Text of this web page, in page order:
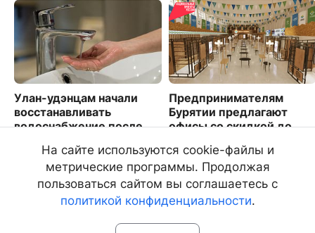
Улан-удэнцам начали
восстанавливать
водоснабжение после
Предпринимателям
Бурятии предлагают
офисы со скидкой до
2507
На сайте используются cookie-файлы и
метрические программы. Продолжая
пользоваться сайтом вы соглашаетесь с
политикой конфиденциальности.